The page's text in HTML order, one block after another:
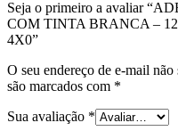
Seja o primeiro a avaliar
COM TINTA BRANCA –
4X0”
O seu endereço de e-mail não
são marcados com *
Sua avaliação *